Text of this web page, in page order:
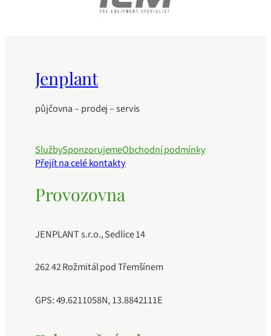
Jenplant
půjčovna – prodej – servis
SlužbySponzorujemeObchodní podmínky
Přejít na celé kontakty
Provozovna
JENPLANT s.r.o., Sedlice 14
262 42 Rožmitál pod Třemšínem
GPS: 49.6211058N, 13.8842111E